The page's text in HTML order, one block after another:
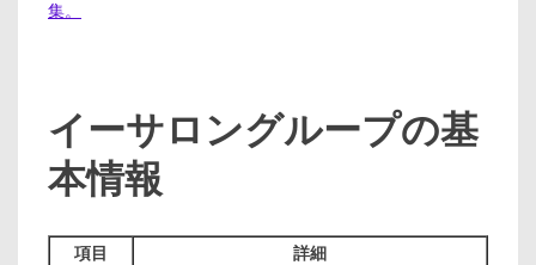
集。
イーサロングループの基
本情報
項目
詳細